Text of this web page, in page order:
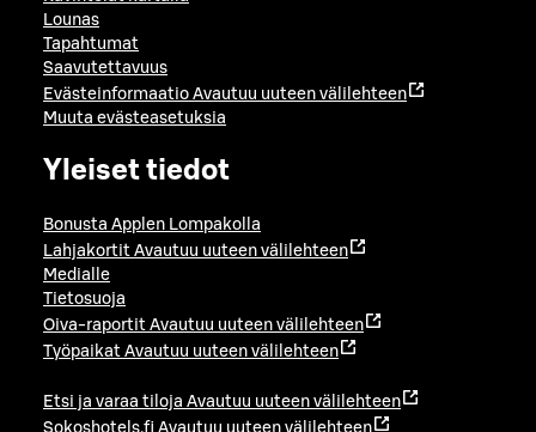
Lounas
Tapahtumat
Saavutettavuus
Evästeinformaatio Avautuu uuteen välilehteen
Muuta evästeasetuksia
Yleiset tiedot
Bonusta Applen Lompakolla
Lahjakortit Avautuu uuteen välilehteen
Medialle
Tietosuoja
Oiva-raportit Avautuu uuteen välilehteen
Työpaikat Avautuu uuteen välilehteen
Etsi ja varaa tiloja Avautuu uuteen välilehteen
Sokoshotels.fi Avautuu uuteen välilehteen